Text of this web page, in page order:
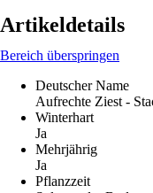
Artikeldetails
Bereich überspringen
Deutscher Name
Aufrechte Ziest -
Winterhart
Ja
Mehrjährig
Ja
Pflanzzeit